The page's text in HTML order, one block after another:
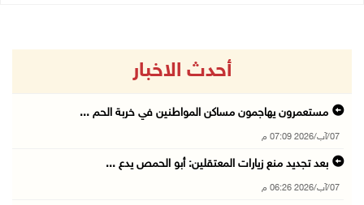
أحدث الاخبار
مستعمرون يهاجمون مساكن المواطنين في خربة الحم ...
07/آب/2026 07:09 م
بعد تجديد منع زيارات المعتقلين: أبو الحمص يدع ...
07/آب/2026 06:26 م